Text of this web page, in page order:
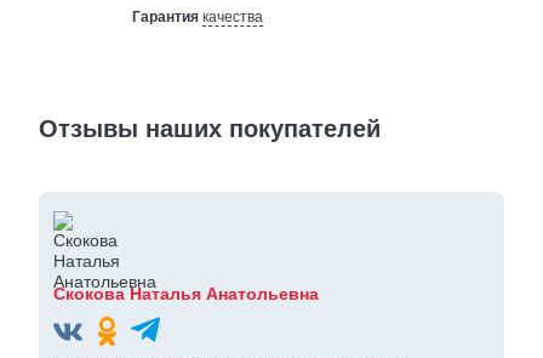
Гарантия качества
Отзывы наших покупателей
Скокова Наталья Анатольевна